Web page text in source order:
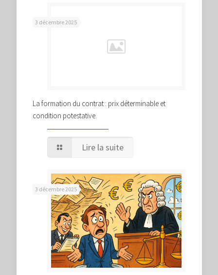
3 décembre 2025
La formation du contrat : prix déterminable et
condition potestative.
Lire la suite
3 décembre 2025